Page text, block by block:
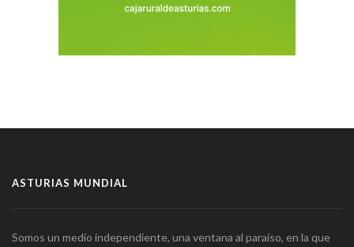
ASTURIAS MUNDIAL
Somos un medio independiente, una ventana al paraíso, en la que